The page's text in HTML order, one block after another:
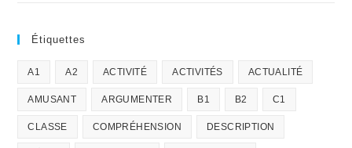
Étiquettes
A1 A2 ACTIVITÉ ACTIVITÉS ACTUALITÉ
AMUSANT ARGUMENTER B1 B2 C1
CLASSE COMPRÉHENSION DESCRIPTION